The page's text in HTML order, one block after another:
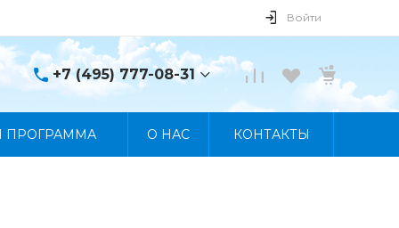
Войти
+7 (495) 777-08-31
+7 (495) 777-08-31
ПРОГРАММА О НАС КОНТАКТЫ